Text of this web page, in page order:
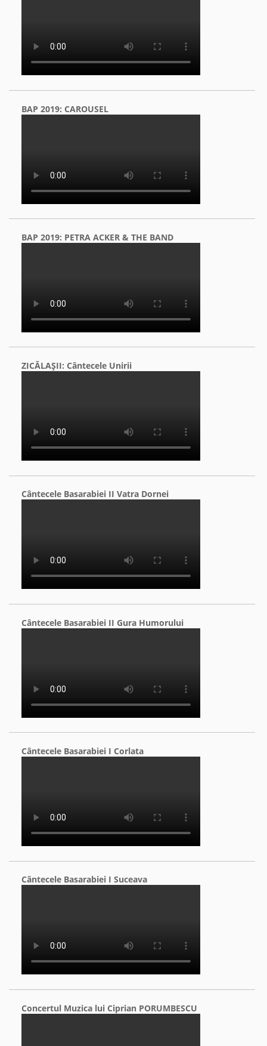
BAP 2019: CAROUSEL
BAP 2019: PETRA ACKER & THE BAND
ZICĂLAŞII: Cântecele Unirii
Cântecele Basarabiei II Vatra Dornei
Cântecele Basarabiei II Gura Humorului
Cântecele Basarabiei I Corlata
Cântecele Basarabiei I Suceava
Concertul Muzica lui Ciprian PORUMBESCU